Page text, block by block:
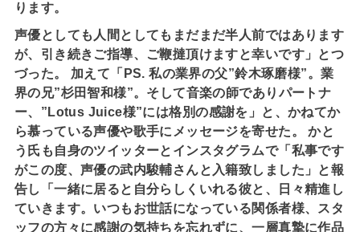
ります。
声優としても人間としてもまだまだ半人前ではあります
が、引き続きご指導、ご鞭撻頂けますと幸いです」とつ
づった。 加えて「PS. 私の業界の父”鈴木琢磨様”。業
界の兄”杉田智和様”。そして音楽の師でありパートナ
ー、”Lotus Juice様”には格別の感謝を」と、かねてか
ら慕っている声優や歌手にメッセージを寄せた。 かと
う氏も自身のツイッターとインスタグラムで「私事です
がこの度、声優の武内駿輔さんと入籍致しました」と報
告し「一緒に居ると自分らしくいれる彼と、日々精進し
ていきます。いつもお世話になっている関係者様、スタ
ッフの方々に感謝の気持ちを忘れずに、一層真摯に作品